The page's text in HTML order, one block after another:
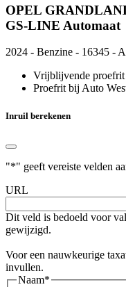
OPEL
GS-LINE Automaat
2024 - Benzine - 16345 -
Vrijblijvende proefrit
Proefrit bij Auto
Inruil berekenen
"*" geeft vereiste velden
URL
Dit veld is bedoeld voor
gewijzigd.
Voor een nauwkeurige
invullen.
Naam*